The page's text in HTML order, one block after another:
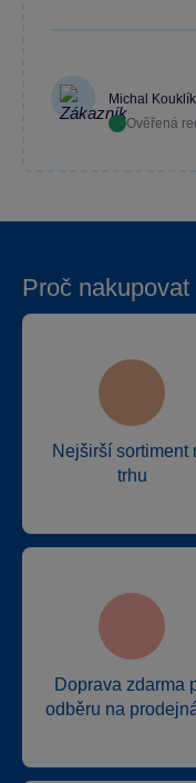
Michal Kouklík
Ověřená
Proč
Nejširší sortiment
trhu
Doprava zdarma
odběru na